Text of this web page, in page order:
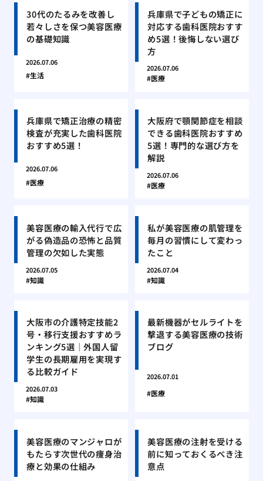
30代のたるみを改善し
若々しさを保つ美容医療
の基礎知識
2026.07.06
生活
兵庫県で子どもの矯正に
対応する歯科医院おすす
め5選！後悔しない選び
方
2026.07.06
医療
兵庫県で矯正治療の精密
検査が充実した歯科医院
おすすめ5選！
2026.07.06
医療
大阪府で顎関節症を相談
できる歯科医院おすすめ
5選！専門的な選び方を
解説
2026.07.06
医療
美容医療の輸入代行で広
がる偽造品の恐怖と品質
管理の欠如した実態
2026.07.05
知識
私が美容医療の肌管理を
毎月の習慣にして変わっ
たこと
2026.07.04
知識
大阪市の介護特定技能2
号・移行支援おすすめラ
ンキング5選｜外国人留
学生の長期雇用を実現す
る比較ガイド
2026.07.03
知識
最新機器がセルライトを
撃退する美容医療の技術
ブログ
2026.07.01
医療
美容医療のマンジャロが
もたらす次世代の痩身治
療と効果の仕組み
美容医療の注射を受ける
前に知っておくるべき注
意点